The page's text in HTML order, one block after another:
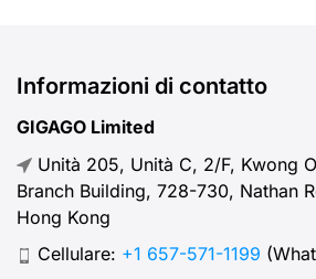
Informazioni di contatto
GIGAGO Limited
Unità 205, Unità C, 2/F, Kwong
Branch Building, 728-730, Nathan
Hong Kong
Cellulare: +1 657-571-1199